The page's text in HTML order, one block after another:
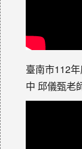
臺南市112
中 邱儀甄老